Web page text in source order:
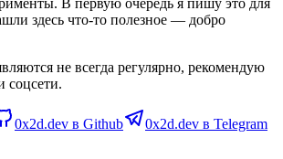
В первую очередь я пишу это для
здесь что-то полезное — добро
не всегда регулярно, рекомендую
соцсети.
0x2d.dev в Github
0x2d.dev в Telegram